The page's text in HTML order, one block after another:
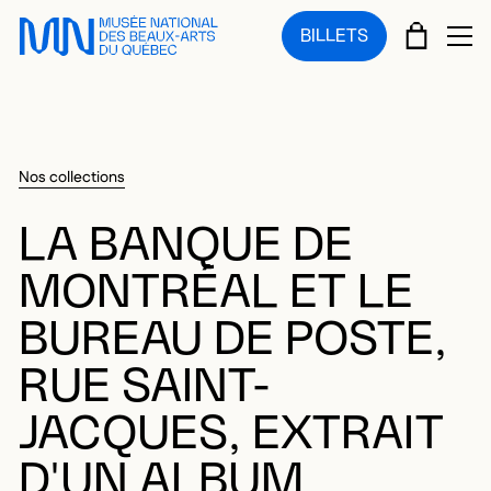
Sauter au menu principal
Sauter au contenu principal
Sauter au pied de page
BILLETS PANIER
Nos collections
LA BANQUE DE
MONTRÉAL ET LE
BUREAU DE POSTE,
RUE SAINT-
JACQUES, EXTRAIT